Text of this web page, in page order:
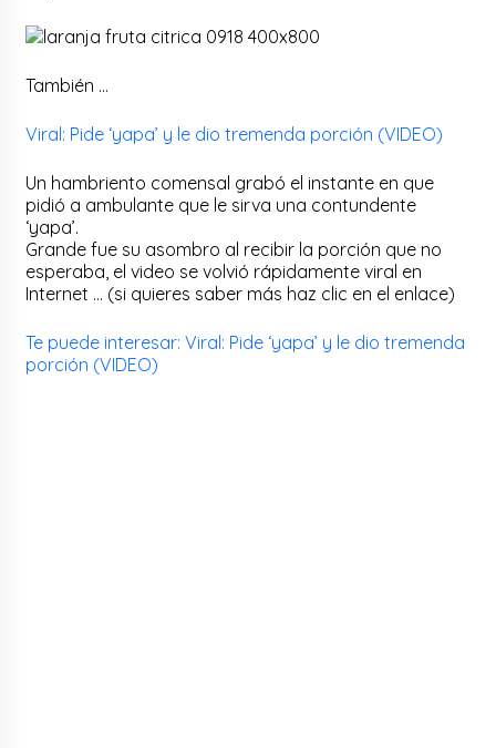
También …
Viral: Pide ‘yapa’ y le dio tremenda porción (VIDEO)
Un hambriento comensal grabó el instante en que
pidió a ambulante que le sirva una contundente
‘yapa’.
Grande fue su asombro al recibir la porción que no
esperaba, el video se volvió rápidamente viral en
Internet … (si quieres saber más haz clic en el enlace)
Te puede interesar: Viral: Pide ‘yapa’ y le dio tremenda
porción (VIDEO)